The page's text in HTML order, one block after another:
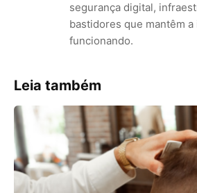
segurança digital,
bastidores que mantêm
funcionando.
Leia também